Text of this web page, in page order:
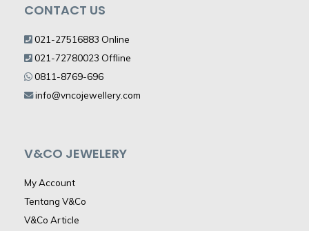
V&CO JEWELERY
My Account
Tentang V&Co
V&Co Article
CONTACT US
021-27516883 Online
021-72780023 Offline
0811-8769-696
info@vncojewellery.com